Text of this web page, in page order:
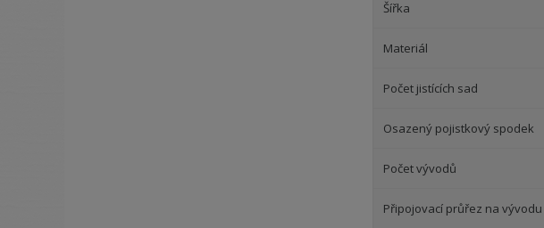
Šířka
Materiál
Počet jistících sad
Osazený pojistkový spodek
Počet vývodů
Připojovací průřez na vývodu